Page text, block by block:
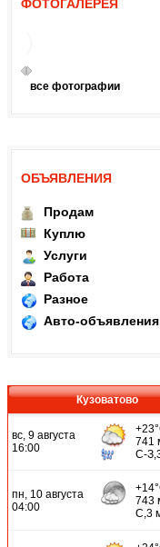
ФОТОГАЛЕРЕЯ
все фотографии
ОБЪЯВЛЕНИЯ
Продам
Куплю
Услуги
Работа
Разное
Авто-объявления
Кузоватово